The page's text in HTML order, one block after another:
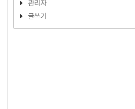
관리자
글쓰기